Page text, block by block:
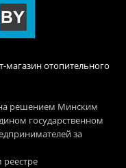
магазин отопительного
решением Минским
государственном
за
реестре